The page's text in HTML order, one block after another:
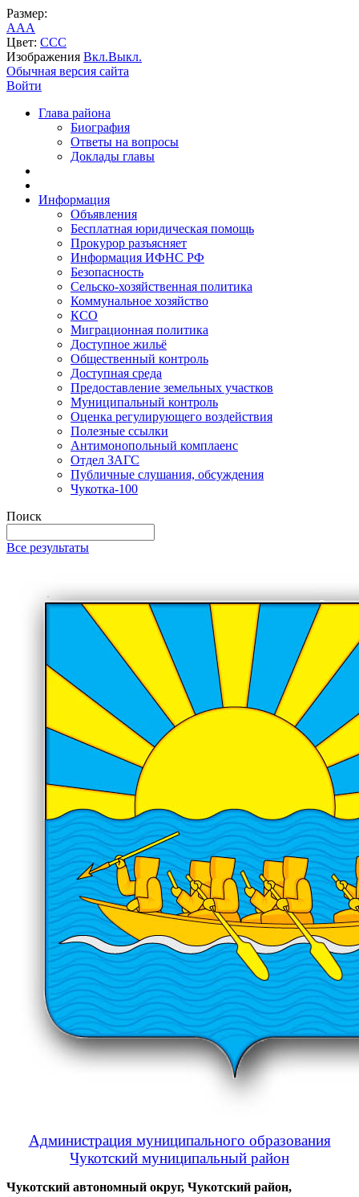
Размер:
AAA
Цвет: CCC
Изображения Вкл.Выкл.
Обычная версия сайта
Войти
Глава района
Биография
Ответы на вопросы
Доклады главы
Информация
Объявления
Бесплатная юридическая помощь
Прокурор разъясняет
Информация ИФНС РФ
Безопасность
Сельско-хозяйственная политика
Коммунальное хозяйство
КСО
Миграционная политика
Доступное жильё
Общественный контроль
Доступная среда
Предоставление земельных участков
Муниципальный контроль
Оценка регулирующего воздействия
Полезные ссылки
Антимонопольный комплаенс
Отдел ЗАГС
Публичные слушания, обсуждения
Чукотка-100
Поиск
Все результаты
Администрация муниципального образования
Чукотский муниципальный район
Чукотский автономный округ, Чукотский район,